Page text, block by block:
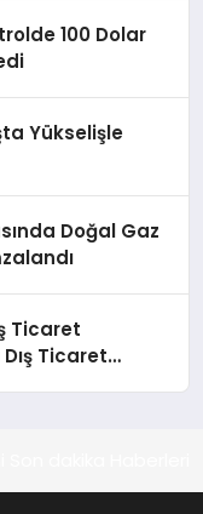
100 Dolar
Yükselişle
Doğal Gaz
Ticaret
Ticaret